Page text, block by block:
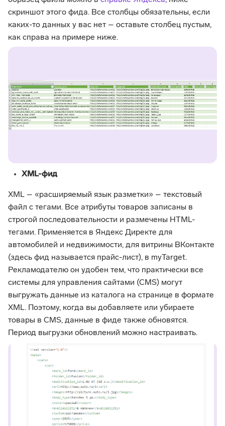
скриншот этого фида. Все столбцы обязательны, если
каких-то данных у вас нет – оставьте столбец пустым,
как справа на примере ниже.
XML-фид
XML – «расширяемый язык разметки» – текстовый
файл с тегами. Все атрибуты товаров записаны в
строгой последовательности и размечены HTML-
тегами. Применяется в Яндекс Директе для
автомобилей и недвижимости, для витрины ВКонтакте
(здесь фид называется прайс-лист), в myTarget.
Рекламодателю он удобен тем, что практически все
системы для управления сайтами (CMS) могут
выгружать данные из каталога на странице в формате
XML. Поэтому, когда вы добавляете или убираете
товары в CMS, данные в фиде также обновятся.
Период выгрузки обновлений можно настраивать.